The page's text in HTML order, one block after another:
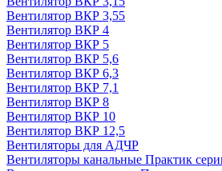
Вентилятор ВКР 3,55
Вентилятор ВКР 4
Вентилятор ВКР 5
Вентилятор ВКР 5,6
Вентилятор ВКР 6,3
Вентилятор ВКР 7,1
Вентилятор ВКР 8
Вентилятор ВКР 10
Вентилятор ВКР 12,5
Вентиляторы для АДЧР
Вентиляторы канальные Практик